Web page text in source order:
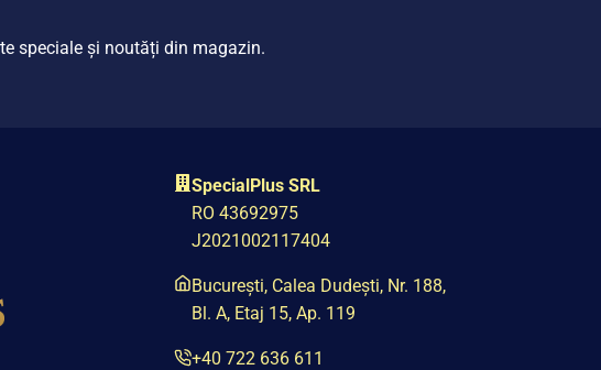
speciale și noutăți din magazin.
SpecialPlus SRL
RO 43692975
J2021002117404
București, Calea Dudești, Nr. 188,
Bl. A, Etaj 15, Ap. 119
+40 722 636 611